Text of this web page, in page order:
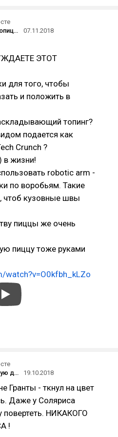
Можно ли считать робопиццерию инновацией: Фёдор Овчинников из «Додо пиццы» спорит с инвестором Zume Дмитрием Гришиным
07.11.2018
ЭТОТ
для того, чтобы
и положить в
топинг?
подается как
Crunch ?
в жизни!
robotic arm -
по воробьям. Такие
чтоб кузовные швы
пиццы же очень
пиццу тоже руками
watch?v=O0kfbh_kLZo
Tesla представила новую дешёвую версию автомобиля Model 3
19.10.2018
Гранты - ткнул на цвет
Даже у Соляриса
НИКАКОГО
!